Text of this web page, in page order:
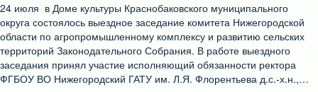
24 июля в Доме культуры Краснобаковского муниципального
округа состоялось выездное заседание комитета Нижегородской
области по агропромышленному комплексу и развитию сельских
территорий Законодательного Собрания. В работе выездного
заседания принял участие исполняющий обязанности ректора
ФГБОУ ВО Нижегородский ГАТУ им. Л.Я. Флорентьева д.с.-х.н.,…